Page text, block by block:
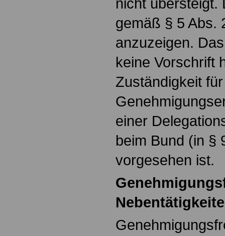
nicht übersteigt.
gemäß § 5 Abs.
anzuzeigen.
keine Vorschrift
Zuständigkeit
einer
beim Bund (in §
vorgesehen ist.